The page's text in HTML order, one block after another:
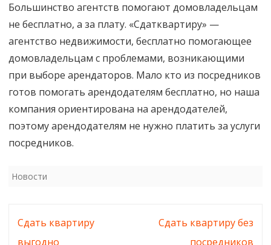
Большинство агентств помогают домовладельцам
не бесплатно, а за плату. «Сдатквартиру» —
агентство недвижимости, бесплатно помогающее
домовладельцам с проблемами, возникающими
при выборе арендаторов. Мало кто из посредников
готов помогать арендодателям бесплатно, но наша
компания ориентирована на арендодателей,
поэтому арендодателям не нужно платить за услуги
посредников.
Новости
Навигация
по
Сдать квартиру
выгодно
Сдать квартиру без
посредников